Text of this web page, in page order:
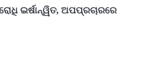
ଇର୍ଷାନ୍ୱିତ, ଅପପ୍ରଚାରରେ